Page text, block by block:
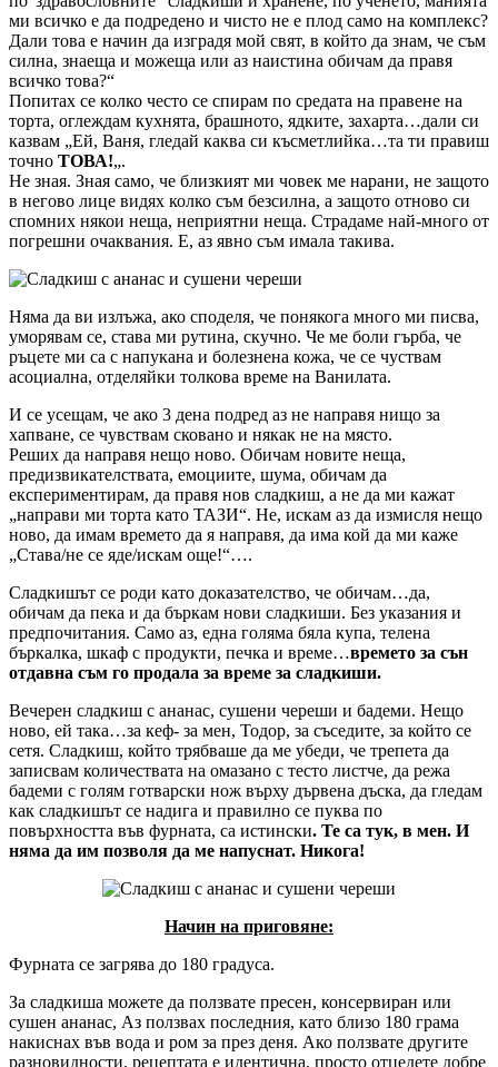
ми всичко е да подредено и чисто не е плод само на комплекс?
Дали това е начин да изградя мой свят, в който да знам, че съм
силна, знаеща и можеща или аз наистина обичам да правя
всичко това?“
Попитах се колко често се спирам по средата на правене на
торта, оглеждам кухнята, брашното, ядките, захарта…дали си
казвам „Ей, Ваня, гледай каква си късметлийка…та ти правиш
точно ТОВА!„.
Не зная. Зная само, че близкият ми човек ме нарани, не защото
в негово лице видях колко съм безсилна, а защото отново си
спомних някои неща, неприятни неща. Страдаме най-много от
погрешни очаквания. Е, аз явно съм имала такива.
Няма да ви излъжа, ако споделя, че понякога много ми писва,
уморявам се, става ми рутина, скучно. Че ме боли гърба, че
ръцете ми са с напукана и болезнена кожа, че се чуствам
асоциална, отделяйки толкова време на Ванилата.
И се усещам, че ако 3 дена подред аз не направя нищо за
хапване, се чувствам сковано и някак не на място.
Реших да направя нещо ново. Обичам новите неща,
предизвикателствата, емоциите, шума, обичам да
експериментирам, да правя нов сладкиш, а не да ми кажат
„направи ми торта като ТАЗИ“. Не, искам аз да измисля нещо
ново, да имам времето да я направя, да има кой да ми каже
„Става/не се яде/искам още!“….
Сладкишът се роди като доказателство, че обичам…да,
обичам да пека и да бъркам нови сладкиши. Без указания и
предпочитания. Само аз, една голяма бяла купа, телена
бъркалка, шкаф с продукти, печка и време…времето за сън
отдавна съм го продала за време за сладкиши.
Вечерен сладкиш с ананас, сушени череши и бадеми. Нещо
ново, ей така…за кеф- за мен, Тодор, за съседите, за който се
сетя. Сладкиш, който трябваше да ме убеди, че трепета да
записвам количествата на омазано с тесто листче, да режа
бадеми с голям готварски нож върху дървена дъска, да гледам
как сладкишът се надига и правилно се пуква по
повърхността във фурната, са истински. Те са тук, в мен. И
няма да им позволя да ме напуснат. Никога!
Начин на приговяне:
Фурната се загрява до 180 градуса.
За сладкиша можете да ползвате пресен, консервиран или
сушен ананас, Аз ползвах последния, като близо 180 грама
накиснах във вода и ром за през деня. Ако ползвате другите
разновидности, рецептата е идентична, просто отцедете добре